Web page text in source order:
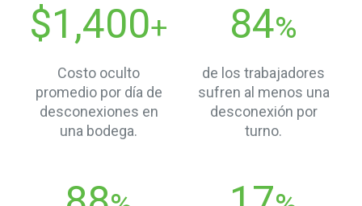
$1,400+
Costo oculto
promedio por día de
desconexiones en
una bodega.
84%
de los trabajadores
sufren al menos una
desconexión por
turno.